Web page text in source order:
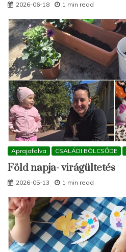
2026-06-18 1 min read
Aprajafalva CSALÁDI BÖLCSŐDE
Föld napja- virágültetés
2026-05-13 1 min read